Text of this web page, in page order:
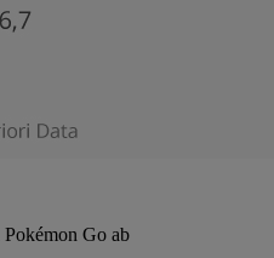
Go ab